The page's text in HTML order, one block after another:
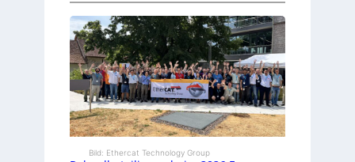
Bild: Ethercat Technology Group